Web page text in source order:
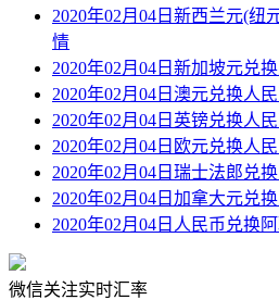
2020年02月04日新西兰元(纽
情
2020年02月04日新加坡元兑
2020年02月04日澳元兑换人
2020年02月04日英镑兑换人
2020年02月04日欧元兑换人
2020年02月04日瑞士法郎兑
2020年02月04日加拿大元兑
2020年02月04日人民币兑换
微信关注实时汇率